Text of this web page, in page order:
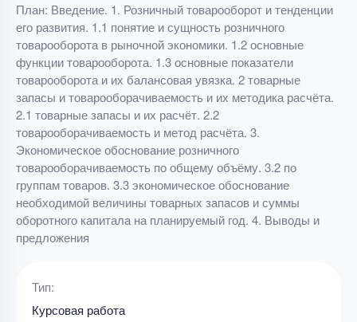
План: Введение. 1. Розничный товарооборот и тенденции
его развития. 1.1 понятие и сущность розничного
товарооборота в рыночной экономики. 1.2 основные
функции товарооборота. 1.3 основные показатели
товарооборота и их балансовая увязка. 2 товарные
запасы и товарооборачиваемость и их методика расчёта.
2.1 товарные запасы и их расчёт. 2.2
товарооборачиваемость и метод расчёта. 3.
Экономическое обоснование розничного
товарооборачиваемость по общему объёму. 3.2 по
группам товаров. 3.3 экономическое обоснование
необходимой величины товарных запасов и суммы
оборотного капитала на планируемый год. 4. Выводы и
предложения
Тип:
Курсовая работа